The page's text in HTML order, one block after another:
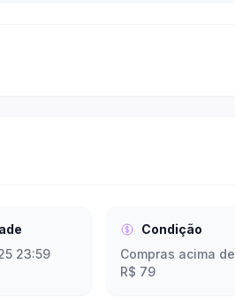
23:59
Condição
Compras acima de
R$ 79